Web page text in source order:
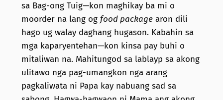
sa Bag-ong Tuig—kon maghikay ba mi o
moorder na lang og food packagearon dili
hago ug walay daghang hugason. Kabahin sa
mga kaparyentehan—kon kinsa pay buhi o
mitaliwan na. Mahitungod sa lablayp sa akong
ulitawo nga pag-umangkon nga arang
pagkaliwata ni Papa kay nabuang sad sa